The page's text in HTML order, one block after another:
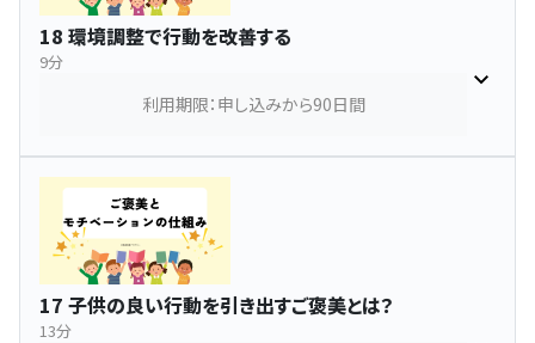
18 環境調整で行動を改善する
9分
利用期限：申し込みから90日間
17 子供の良い行動を引き出すご褒美とは？
13分